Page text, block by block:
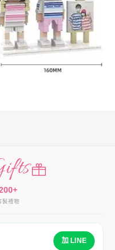
製禮物
加 LINE